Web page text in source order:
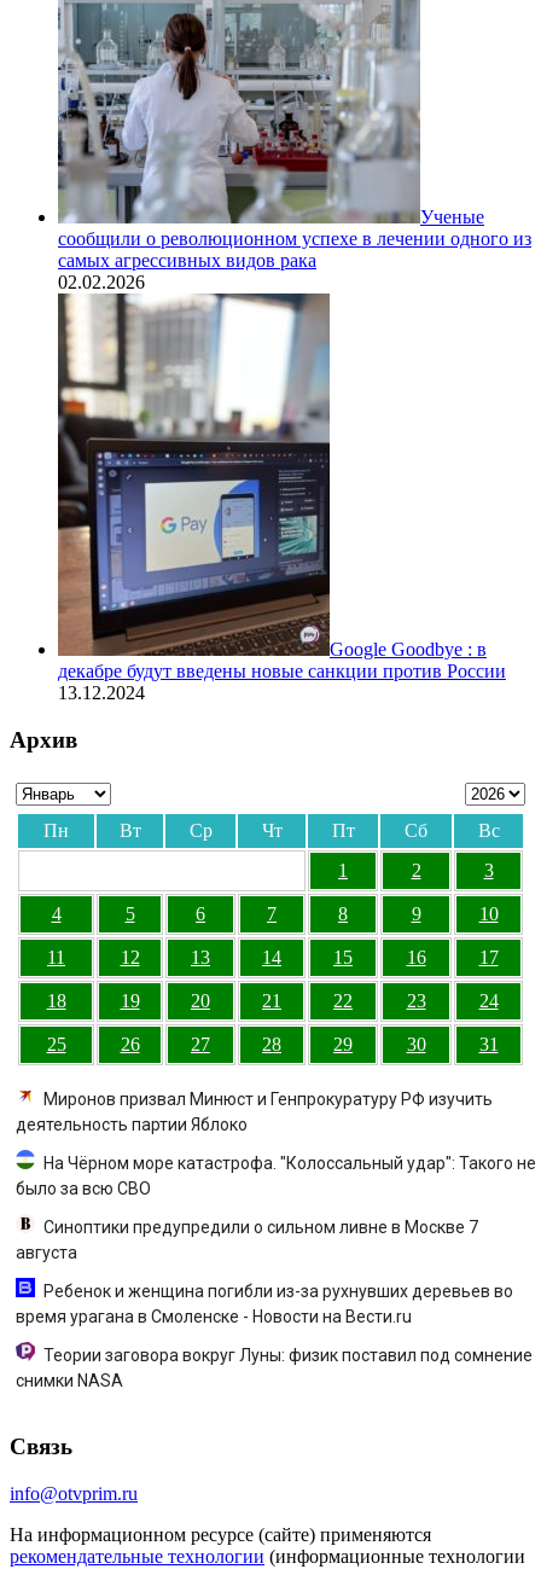
Ученые
сообщили о революционном успехе в лечении одного из
самых агрессивных видов рака
02.02.2026
Google Goodbye : в
декабре будут введены новые санкции против России
13.12.2024
Архив
Пн Вт Ср Чт Пт Сб
Вс
1
2 3
4 5 6 7 8 9 10
11 12 13 14 15 16 17
18 19 20 21 22 23 24
25 26 27 28 29 30 31
Миронов призвал Минюст и Генпрокуратуру РФ изучить
деятельность партии Яблоко
На Чёрном море катастрофа. "Колоссальный удар": Такого не
было за всю СВО
Синоптики предупредили о сильном ливне в Москве 7
августа
Ребенок и женщина погибли из-за рухнувших деревьев во
время урагана в Смоленске - Новости на Вести.ru
Теории заговора вокруг Луны: физик поставил под сомнение
снимки NASA
Связь
info@otvprim.ru
На информационном ресурсе (сайте) применяются
рекомендательные технологии (информационные технологии